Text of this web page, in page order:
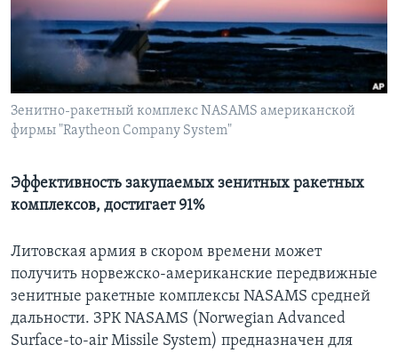
Learning English
СОЦИАЛЬНЫЕ СЕТИ
Зенитно-ракетный комплекс NASAMS американской
фирмы "Raytheon Company System"
Эффективность закупаемых зенитных ракетных
комплексов, достигает 91%
Литовская армия в скором времени может
получить норвежско-американские передвижные
зенитные ракетные комплексы NASAMS средней
дальности. ЗРК NASAMS (Norwegian Advanced
Surface-to-air Missile System) предназначен для